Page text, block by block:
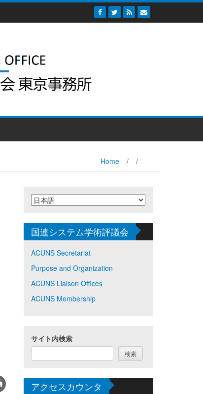
Home / /
国連システム学術評議会
ACUNS Secretariat
Purpose and Organization
ACUNS Liaison Offices
ACUNS Membership
サイト内検索
検索
アクセスカウンタ